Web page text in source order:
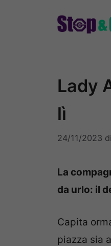
Lady
lì
24/11/2023 di
La
da urlo: il
Capita
piazza sia